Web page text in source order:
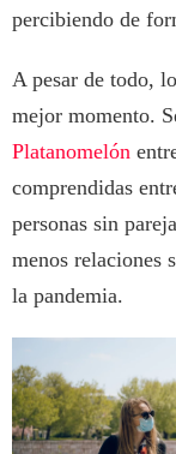
percibiendo de
A pesar de todo,
mejor momento.
Platanomelón
comprendidas
personas sin
menos relaciones
la pandemia.